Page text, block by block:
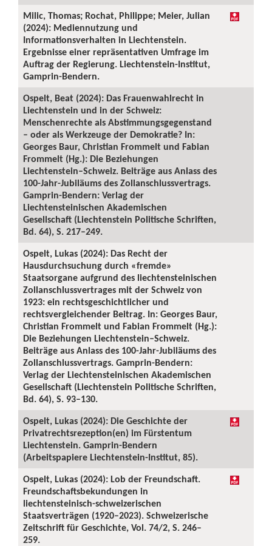
Milic, Thomas; Rochat, Philippe; Meier, Julian
(2024): Mediennutzung und
Informationsverhalten in Liechtenstein.
Ergebnisse einer repräsentativen Umfrage im
Auftrag der Regierung. Liechtenstein-Institut,
Gamprin-Bendern.
Ospelt, Beat (2024): Das Frauenwahlrecht in
Liechtenstein und in der Schweiz:
Menschenrechte als Abstimmungsgegenstand
– oder als Werkzeuge der Demokratie? In:
Georges Baur, Christian Frommelt und Fabian
Frommelt (Hg.): Die Beziehungen
Liechtenstein–Schweiz. Beiträge aus Anlass des
100-Jahr-Jubiläums des Zollanschlussvertrags.
Gamprin-Bendern: Verlag der
Liechtensteinischen Akademischen
Gesellschaft (Liechtenstein Politische Schriften,
Bd. 64), S. 217–249.
Ospelt, Lukas (2024): Das Recht der
Hausdurchsuchung durch «fremde»
Staatsorgane aufgrund des liechtensteinischen
Zollanschlussvertrages mit der Schweiz von
1923: ein rechtsgeschichtlicher und
rechtsvergleichender Beitrag. In: Georges Baur,
Christian Frommelt und Fabian Frommelt (Hg.):
Die Beziehungen Liechtenstein–Schweiz.
Beiträge aus Anlass des 100-Jahr-Jubiläums des
Zollanschlussvertrags. Gamprin-Bendern:
Verlag der Liechtensteinischen Akademischen
Gesellschaft (Liechtenstein Politische Schriften,
Bd. 64), S. 93–130.
Ospelt, Lukas (2024): Die Geschichte der
Privatrechtsrezeption(en) im Fürstentum
Liechtenstein. Gamprin-Bendern
(Arbeitspapiere Liechtenstein-Institut, 85).
Ospelt, Lukas (2024): Lob der Freundschaft.
Freundschaftsbekundungen in
liechtensteinisch-schweizerischen
Staatsverträgen (1920–2023). Schweizerische
Zeitschrift für Geschichte, Vol. 74/2, S. 246–
259.